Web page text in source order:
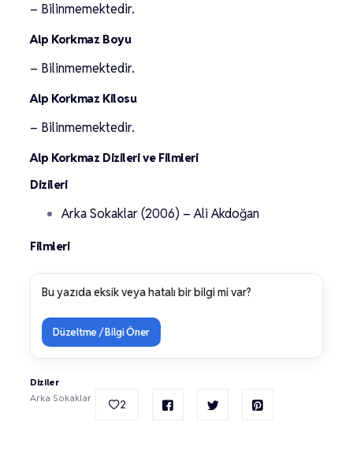
– Bilinmemektedir.
Alp Korkmaz Boyu
– Bilinmemektedir.
Alp Korkmaz Kilosu
– Bilinmemektedir.
Alp Korkmaz Dizileri ve Filmleri
Dizileri
Arka Sokaklar (2006) – Ali Akdoğan
Filmleri
Bu yazıda eksik veya hatalı bir bilgi mi var?
Düzeltme / Bilgi Öner
Diziler
Arka Sokaklar
2